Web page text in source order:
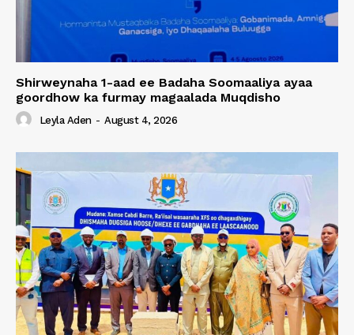
Shirweynaha 1-aad ee Badaha Soomaaliya ayaa
goordhow ka furmay magaalada Muqdisho
Leyla Aden - August 4, 2026